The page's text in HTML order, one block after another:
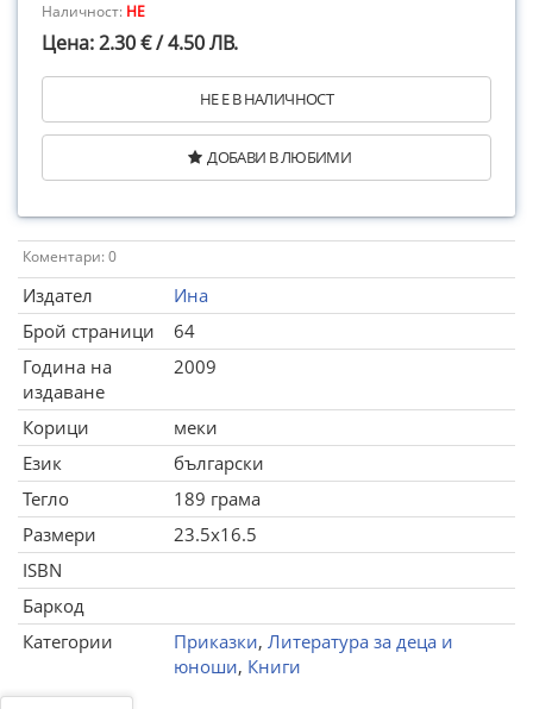
Наличност: НЕ
Цена: 2.30 € / 4.50 ЛВ.
НЕ Е В НАЛИЧНОСТ
ДОБАВИ В ЛЮБИМИ
Коментари: 0
Издател
Ина
Брой страници
64
Година на
издаване
2009
Корици
меки
Език
български
Тегло
189 грама
Размери
23.5x16.5
ISBN
Баркод
Категории
Приказки, Литература за деца и
юноши, Книги